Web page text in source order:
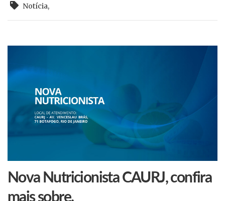
Notícia,
Nova Nutricionista CAURJ, confira
mais sobre.